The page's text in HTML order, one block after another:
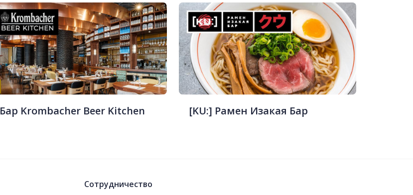
Бар Krombacher Beer Kitchen [KU:] Рамен Изакая Бар
Сотрудничество